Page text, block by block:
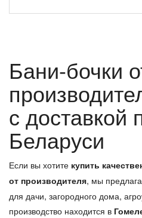
Бани-бочки
с доставкой
Беларуси
Если вы хотите купить
от производителя, мы
для дачи, загородного дома,
производство находится в